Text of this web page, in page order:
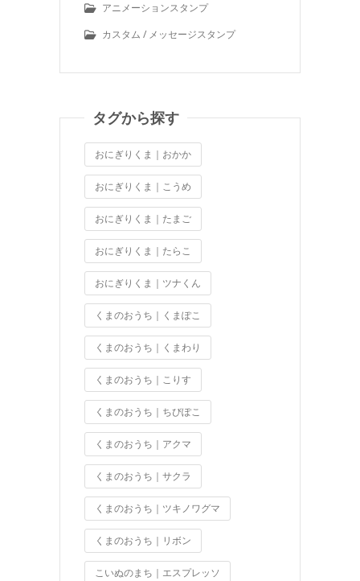
アニメーションスタンプ
カスタム / メッセージスタンプ
タグから探す
おにぎりくま｜おかか
おにぎりくま｜こうめ
おにぎりくま｜たまご
おにぎりくま｜たらこ
おにぎりくま｜ツナくん
くまのおうち｜くまぽこ
くまのおうち｜くまわり
くまのおうち｜こりす
くまのおうち｜ちびぽこ
くまのおうち｜アクマ
くまのおうち｜サクラ
くまのおうち｜ツキノワグマ
くまのおうち｜リボン
こいぬのまち｜エスプレッソ